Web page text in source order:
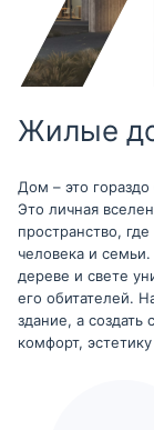
Жилые
Дом – это
Это личная
пространство,
человека и
дереве и свете
его обитателей.
здание, а создать
комфорт,